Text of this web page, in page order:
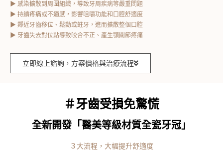
▶ 感染擴散到周圍組織，導致牙周疾病等嚴重問題
▶ 持續疼痛或不適感，影響咀嚼功能和口腔舒適度
▶ 鄰近牙齒移位、鬆動或蛀牙，進而擴散整個口腔
▶ 牙齒失去對位點導致咬合不正、產生顎關節疼痛
立即線上諮詢，方案價格與治療流程
＃牙齒受損免驚慌
全新開發「醫美等級材質全瓷牙冠」
３大流程，大幅提升舒適度